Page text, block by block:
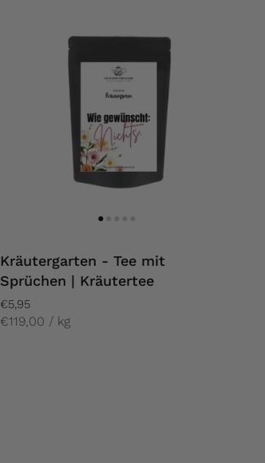
Kräutergarten - Tee mit
Sprüchen | Kräutertee
€5,95
€119,00 / kg